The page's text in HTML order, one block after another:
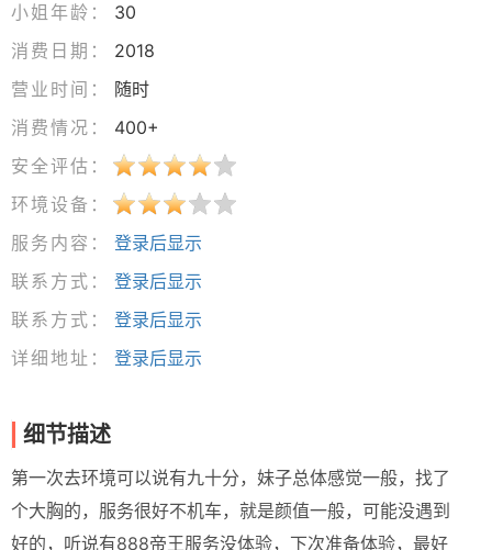
小姐年龄：
30
消费日期：
2018
营业时间：
随时
消费情况：
400+
安全评估：
环境设备：
服务内容：
登录后显示
联系方式：
登录后显示
联系方式：
登录后显示
详细地址：
登录后显示
细节描述
第一次去环境可以说有九十分，妹子总体感觉一般，找了
个大胸的，服务很好不机车，就是颜值一般，可能没遇到
好的，听说有888帝王服务没体验，下次准备体验，最好